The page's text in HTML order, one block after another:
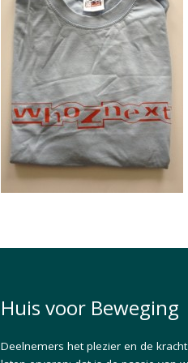
Huis voor Beweging
Deelnemers het plezier en de